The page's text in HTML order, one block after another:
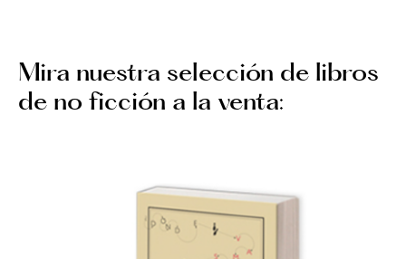
Mira nuestra selección de libros
de no ficción a la venta: